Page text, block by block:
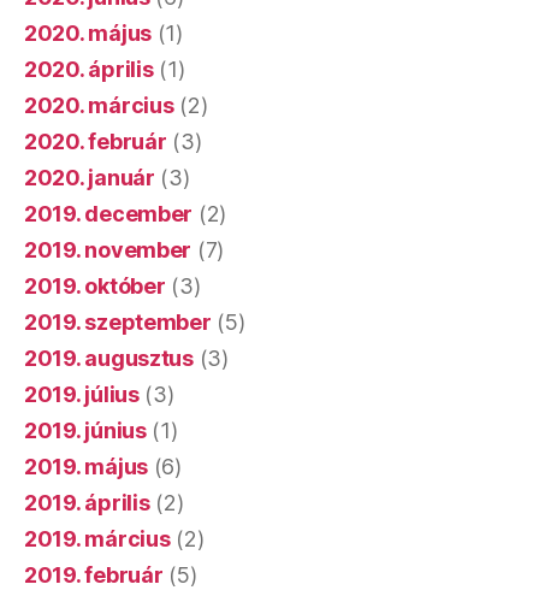
2020. május (1)
2020. április(1)
2020. március(2)
2020. február (3)
2020. január (3)
2019. december (2)
2019. november (7)
2019. október (3)
2019. szeptember (5)
2019. augusztus(3)
2019. július(3)
2019. június(1)
2019. május (6)
2019. április(2)
2019. március(2)
2019. február (5)